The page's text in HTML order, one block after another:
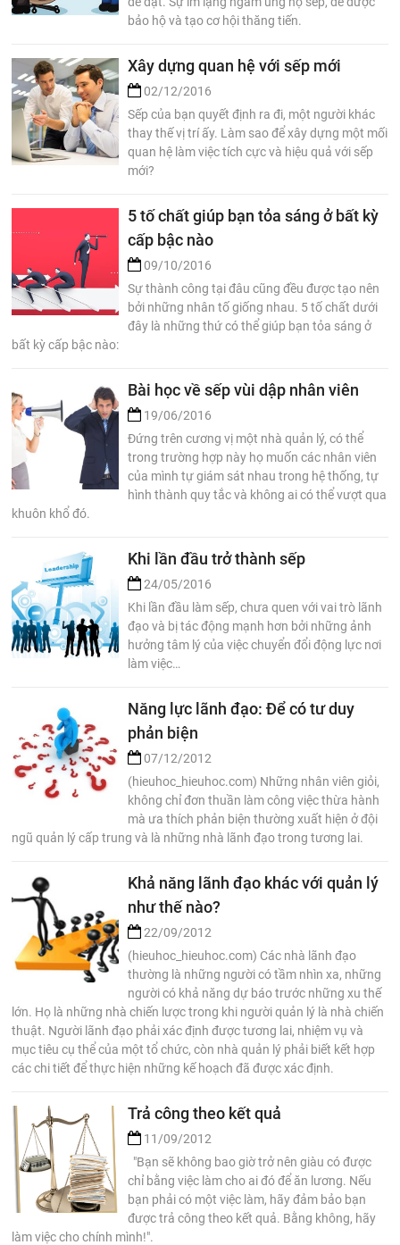
bảo hộ và tạo cơ hội thăng tiến.
Xây dựng quan hệ với sếp mới
02/12/2016
Sếp của bạn quyết định ra đi, một người khác
thay thế vị trí ấy. Làm sao để xây dựng một mối
quan hệ làm việc tích cực và hiệu quả với sếp
mới?
5 tố chất giúp bạn tỏa sáng ở bất kỳ
cấp bậc nào
09/10/2016
Sự thành công tại đâu cũng đều được tạo nên
bởi những nhân tố giống nhau. 5 tố chất dưới
đây là những thứ có thể giúp bạn tỏa sáng ở
bất kỳ cấp bậc nào:
Bài học về sếp vùi dập nhân viên
19/06/2016
Đứng trên cương vị một nhà quản lý, có thể
trong trường hợp này họ muốn các nhân viên
của mình tự giám sát nhau trong hệ thống, tự
hình thành quy tắc và không ai có thể vượt qua
khuôn khổ đó.
Khi lần đầu trở thành sếp
24/05/2016
Khi lần đầu làm sếp, chưa quen với vai trò lãnh
đạo và bị tác động mạnh hơn bởi những ảnh
hưởng tâm lý của việc chuyển đổi động lực nơi
làm việc…
Năng lực lãnh đạo: Để có tư duy
phản biện
07/12/2012
(hieuhoc_hieuhoc.com) Những nhân viên giỏi,
không chỉ đơn thuần làm công việc thừa hành
mà ưa thích phản biện thường xuất hiện ở đội
ngũ quản lý cấp trung và là những nhà lãnh đạo trong tương lai.
Khả năng lãnh đạo khác với quản lý
như thế nào?
22/09/2012
(hieuhoc_hieuhoc.com) Các nhà lãnh đạo
thường là những người có tầm nhìn xa, những
người có khả năng dự báo trước những xu thế
lớn. Họ là những nhà chiến lược trong khi người quản lý là nhà chiến
thuật. Người lãnh đạo phải xác định được tương lai, nhiệm vụ và
mục tiêu cụ thể của một tổ chức, còn nhà quản lý phải biết kết hợp
các chi tiết để thực hiện những kế hoạch đã được xác định.
Trả công theo kết quả
11/09/2012
"Bạn sẽ không bao giờ trở nên giàu có được
chỉ bằng việc làm cho ai đó để ăn lương. Nếu
bạn phải có một việc làm, hãy đảm bảo bạn
được trả công theo kết quả. Bằng không, hãy
làm việc cho chính mình!".